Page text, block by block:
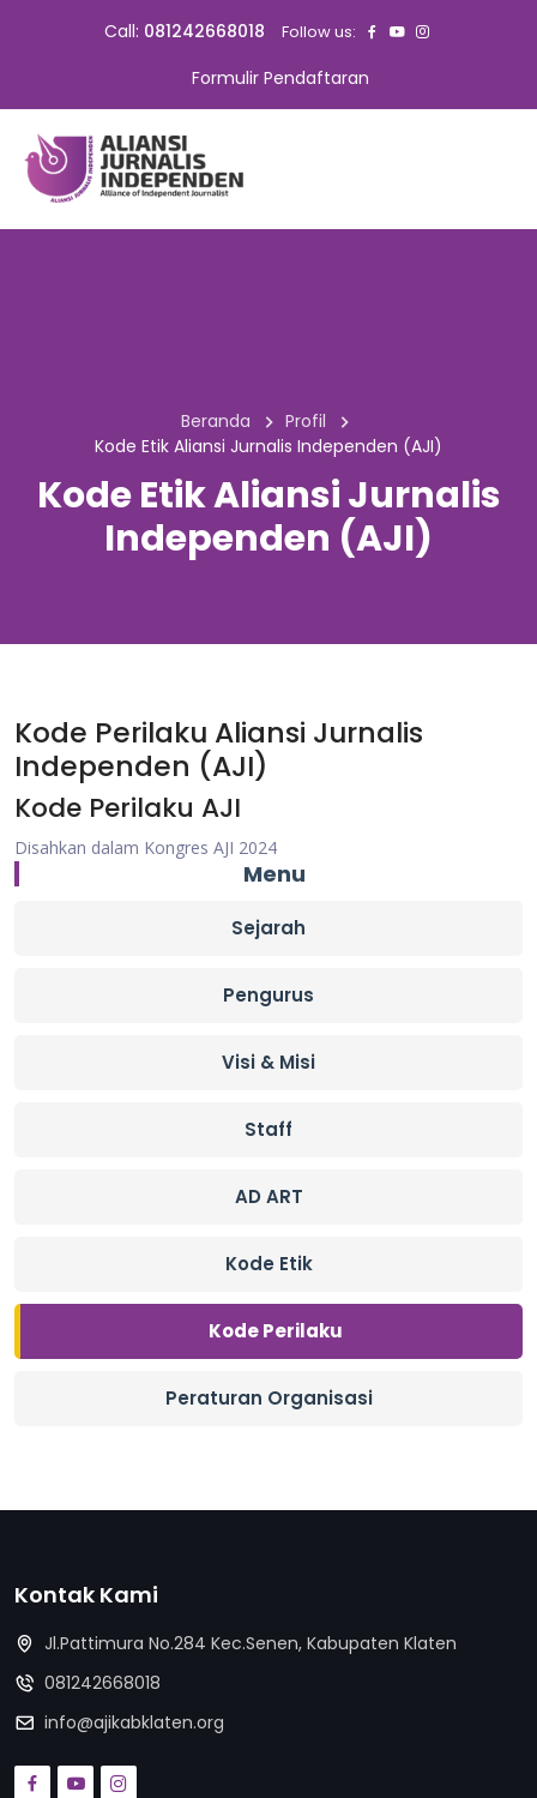
Call: 081242668018 Follow us:
Formulir Pendaftaran
Beranda
Profil
Kode Etik Aliansi Jurnalis Independen (AJI)
Kode Etik Aliansi Jurnalis
Independen (AJI)
Kode Perilaku Aliansi Jurnalis
Independen (AJI)
Kode Perilaku AJI
Disahkan dalam Kongres AJI 2024
Menu
Sejarah
Pengurus
Visi & Misi
Staff
AD ART
Kode Etik
Kode Perilaku
Peraturan Organisasi
Kontak Kami
Jl.Pattimura No.284 Kec.Senen, Kabupaten Klaten
081242668018
info@ajikabklaten.org